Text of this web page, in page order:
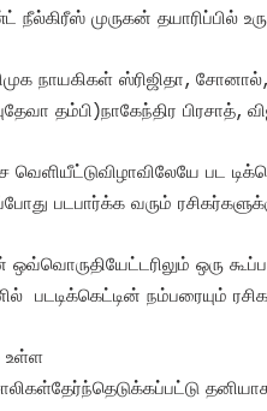
முருகன் தயாரிப்பில்
நாயகிகள் ஸ்ரிஜிதா,
தம்பி)நாகேந்திர
பட
படபார்க்க வரும்
ஒவ்வொருதியேட்டரிலும் ஒரு
படடிக்கெட்டின் நம்பரையும்
உள்ள